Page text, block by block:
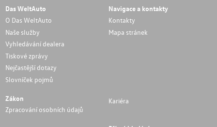
Das WeltAuto
O Das WeltAuto
Naše služby
Vyhledávání dealera
Tiskové zprávy
Nejčastější dotazy
Slovníček pojmů
Navigace a kontakty
Kontakty
Mapa stránek
Zákon
Zpracování osobních údajů
Kariéra